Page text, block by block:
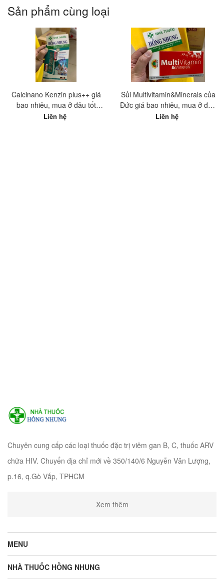
Sản phẩm cùng loại
Calcinano Kenzin plus++ giá
bao nhiêu, mua ở đâu tốt
nhất?
Liên hệ
Sủi Multivitamin&Minerals của
Đức giá bao nhiêu, mua ở đâu
tốt nhất?
Liên hệ
Chuyên cung cấp các loại thuốc đặc trị viêm gan B, C, thuốc ARV
chữa HIV. Chuyển địa chỉ mới về 350/140/6 Nguyễn Văn Lượng,
p.16, q.Gò Vấp, TPHCM
Xem thêm
MENU
NHÀ THUỐC HỒNG NHUNG